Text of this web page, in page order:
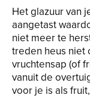
Het glazuur van
aangetast
niet meer te
treden heus niet
vruchtensap (of
vanuit de
voor je is als